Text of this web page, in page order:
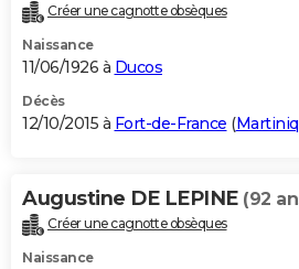
Créer une cagnotte obsèques
Naissance
11/06/1926 à Ducos
Décès
12/10/2015 à Fort-de-France (
Augustine DE LEPINE (92
Créer une cagnotte obsèques
Naissance